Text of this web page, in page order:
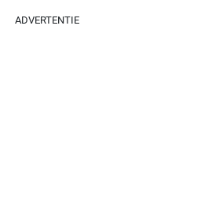
ADVERTENTIE